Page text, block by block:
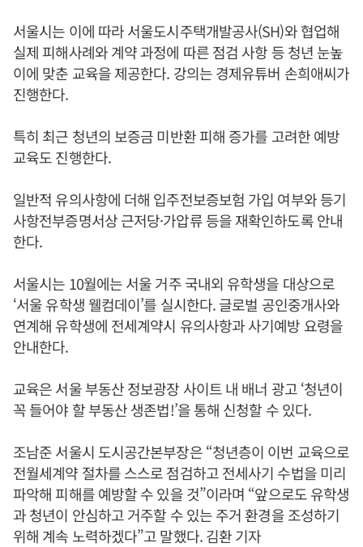
서울시는 이에 따라 서울도시주택개발공사(SH)와 협업해
실제 피해사례와 계약 과정에 따른 점검 사항 등 청년 눈높
이에 맞춘 교육을 제공한다. 강의는 경제유튜버 손희애씨가
진행한다.
특히 최근 청년의 보증금 미반환 피해 증가를 고려한 예방
교육도 진행한다.
일반적 유의사항에 더해 입주전보증보험 가입 여부와 등기
사항전부증명서상 근저당·가압류 등을 재확인하도록 안내
한다.
서울시는 10월에는 서울 거주 국내외 유학생을 대상으로
‘서울 유학생 웰컴데이’를 실시한다. 글로벌 공인중개사와
연계해 유학생에 전세계약시 유의사항과 사기예방 요령을
안내한다.
교육은 서울 부동산 정보광장 사이트 내 배너 광고 ‘청년이
꼭 들어야 할 부동산 생존법!’을 통해 신청할 수 있다.
조남준 서울시 도시공간본부장은 “청년층이 이번 교육으로
전월세계약 절차를 스스로 점검하고 전세사기 수법을 미리
파악해 피해를 예방할 수 있을 것”이라며 “앞으로도 유학생
과 청년이 안심하고 거주할 수 있는 주거 환경을 조성하기
위해 계속 노력하겠다”고 말했다. 김환 기자